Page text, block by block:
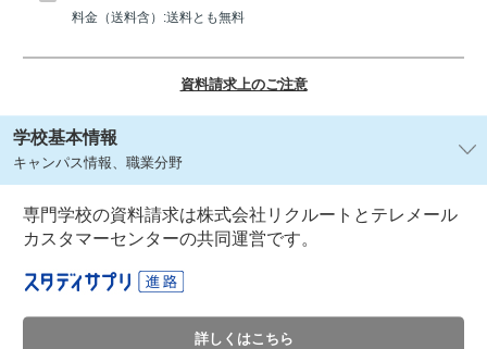
料金（送料含）:送料とも無料
資料請求上のご注意
学校基本情報
キャンパス情報、職業分野
専門学校の資料請求は株式会社リクルートとテレメール
カスタマーセンターの共同運営です。
詳しくはこちら